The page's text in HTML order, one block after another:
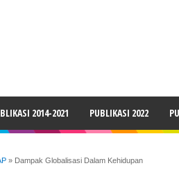
2014-2021 PUBLIKASI 2022
» Dampak Globalisasi Dalam Kehidupan